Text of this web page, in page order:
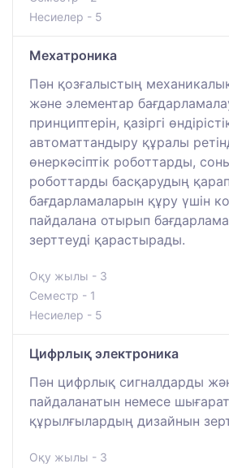
Несиелер - 5
Мехатроника
Пән қозғалыстың механикалық
және элементар
принциптерін, қазіргі
автоматтандыру құралы
өнеркәсіптік роботтарды,
роботтарды басқарудың
бағдарламаларын құру үшін
пайдалана отырып
зерттеуді қарастырады.
Оқу жылы - 3
Семестр - 1
Несиелер - 5
Цифрлық электроника
Пән цифрлық сигналдарды
пайдаланатын немесе
құрылғылардың дизайнын
Оқу жылы - 3